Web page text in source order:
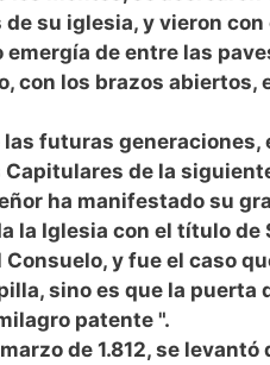
su iglesia, y vieron
de entre las
con los brazos abiertos,
futuras generaciones,
de la
ha manifestado su
la Iglesia con el título de
Consuelo, y fue el caso
sino es que la puerta
patente ".
de 1.812, se levantó